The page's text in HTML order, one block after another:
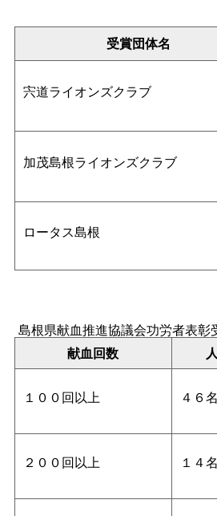
受賞団体名
宍道ライオンズクラブ
加茂島根ライオンズクラブ
ロータス島根
島根県献血推進協議会功労者表彰
献血回数
１００回以上 ４６名
２００回以上 １４名